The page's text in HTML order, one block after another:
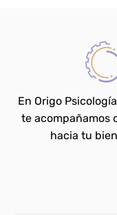
En Origo
te acompañamos
hacia tu